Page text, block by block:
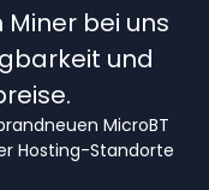
bei uns
und
MicroBT
Hosting-Standorte